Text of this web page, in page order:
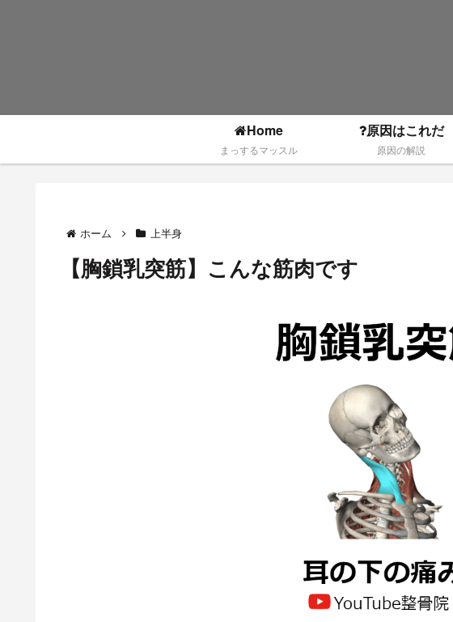
Home
まっするマッスル
原因はこれだ
原因の解説
ホーム 上半身
【胸鎖乳突筋】こんな筋肉です